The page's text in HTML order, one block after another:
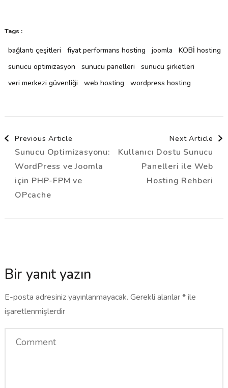
Tags :
bağlantı çeşitleri fiyat performans hosting joomla
KOBİ hosting
sunucu optimizasyon
sunucu panelleri
sunucu şirketleri
veri merkezi güvenliği
web hosting wordpress hosting
Post
Navigation
Previous Article
Sunucu Optimizasyonu:
WordPress ve Joomla
için PHP-FPM ve
OPcache
Next Article
Kullanıcı Dostu Sunucu
Panelleri ile Web
Hosting Rehberi
Bir yanıt yazın
E-posta adresiniz yayınlanmayacak. Gerekli alanlar*ile
işaretlenmişlerdir